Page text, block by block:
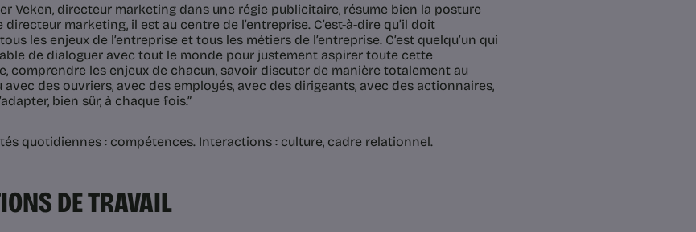
Veken, directeur marketing dans une régie publicitaire, résume bien la posture
directeur marketing, il est au centre de l’entreprise. C’est-à-dire qu’il doit
les enjeux de l’entreprise et tous les métiers de l’entreprise. C’est quelqu’un qui
de dialoguer avec tout le monde pour justement aspirer toute cette
comprendre les enjeux de chacun, savoir discuter de manière totalement au
avec des ouvriers, avec des employés, avec des dirigeants, avec des actionnaires,
bien sûr, à chaque fois.”
quotidiennes : compétences. Interactions : culture, cadre relationnel.
DE TRAVAIL